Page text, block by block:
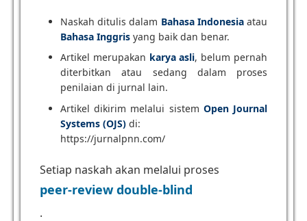
Naskah ditulis dalam Bahasa Indonesiaatau
Bahasa Inggrisyang baik dan benar.
Artikel merupakan karya asli, belum pernah
diterbitkan atau sedang dalam proses
penilaian di jurnal lain.
Artikel dikirim melalui sistem Open Journal
Systems (OJS)di:
https://jurnalpnn.com/
Setiap naskah akan melalui proses
peer-review double-blind
.